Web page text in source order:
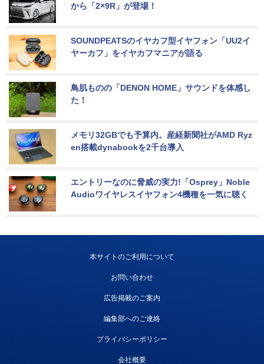
から「2×9R」が登場！
SOUNDPEATSのイヤカフ型イヤフォン「UU2イ
ヤーカフ」をイヤカフマニアが語る
鳥肌ものの「DENON HOME」サウンドを体感し
た！
メモリ32GBでも予算内。産経新聞社がAMD Ryz
en搭載dynabookを2千台導入
エントリーなのに脅威の実力!「Osprey」Noble
Audioワイヤレスイヤフォン4機種を一気に聴く
本サイトのご利用について
お問い合わせ
広告掲載のご案内
編集部へのご連絡
プライバシーポリシー
会社概要